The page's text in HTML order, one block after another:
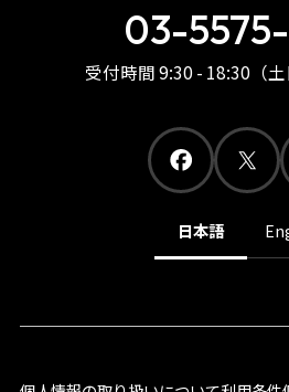
03-
受付時間 9:30 - 18:30（土
日本語